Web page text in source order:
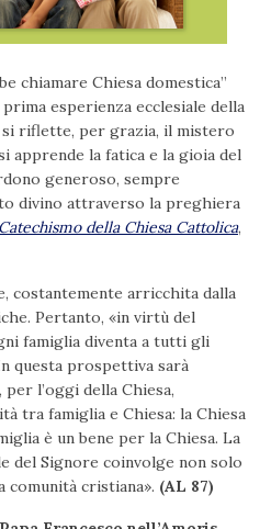
chiamare Chiesa domestica”
prima esperienza ecclesiale della
riflette, per grazia, il mistero
apprende la fatica e la gioia del
generoso, sempre
divino attraverso la preghiera
Catechismo della Chiesa Cattolica,
costantemente arricchita dalla
Pertanto, «in virtù del
famiglia diventa a tutti gli
questa prospettiva sarà
l’oggi della Chiesa,
tra famiglia e Chiesa: la Chiesa
è un bene per la Chiesa. La
del Signore coinvolge non solo
comunità cristiana». (AL 87)